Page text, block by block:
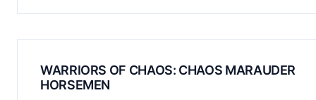
WARRIORS OF CHAOS: CHAOS MARAUDER
HORSEMEN